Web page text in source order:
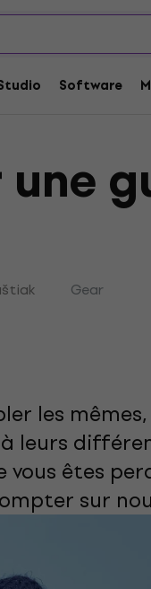
Software
Gear
les
leurs
êtes
sur